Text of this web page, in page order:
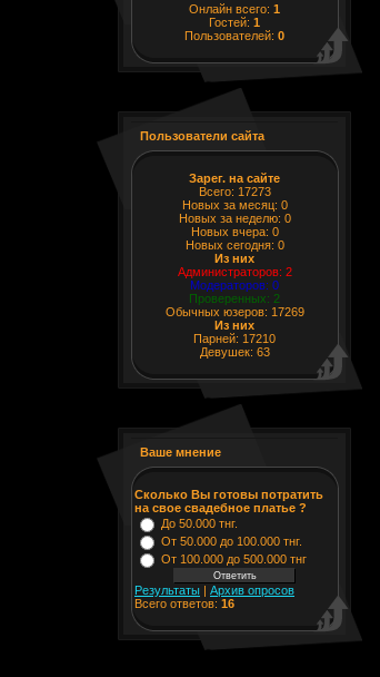
Онлайн всего: 1
Гостей: 1
Пользователей: 0
Пользователи сайта
Зарег. на сайте
Всего: 17273
Новых за месяц: 0
Новых за неделю: 0
Новых вчера: 0
Новых сегодня: 0
Из них
Администраторов: 2
Модераторов: 0
Проверенных: 2
Обычных юзеров: 17269
Из них
Парней: 17210
Девушек: 63
Ваше мнение
Сколько Вы готовы потратить
на свое свадебное платье ?
До 50.000 тнг.
От 50.000 до 100.000 тнг.
От 100.000 до 500.000 тнг
Результаты | Архив опросов
Всего ответов: 16